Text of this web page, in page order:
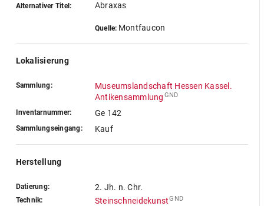
Alternativer Titel: Abraxas
Quelle: Montfaucon
Lokalisierung
Sammlung:
Museumslandschaft Hessen Kassel.
Antikensammlung GND
Inventarnummer: Ge 142
Sammlungseingang: Kauf
Herstellung
Datierung: 2. Jh. n. Chr.
Technik: SteinschneidekunstGND